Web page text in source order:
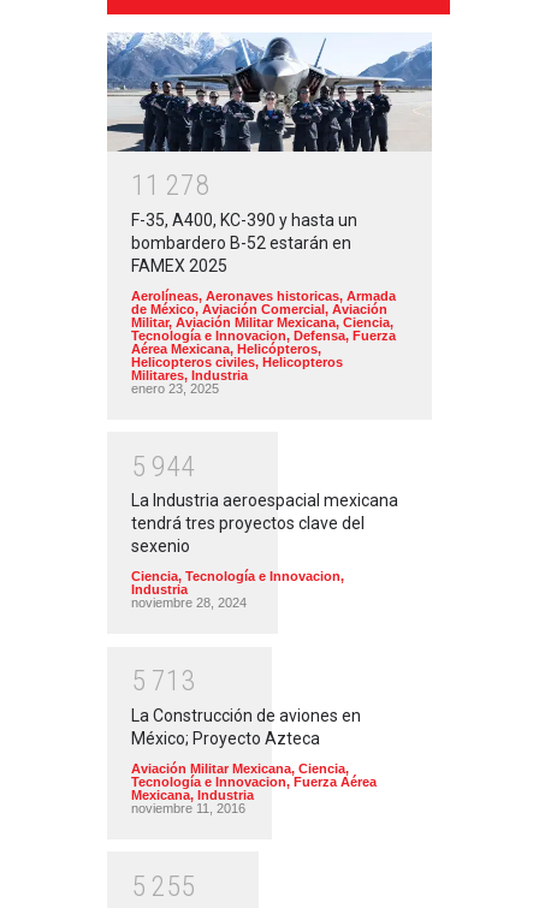
1 1 278
F-35, A400, KC-390 y hasta un
bombardero B-52 estarán en
FAMEX 2025
Aerolíneas, Aeronaves historicas, Armada
de México, Aviación Comercial, Aviación
Militar, Aviación Militar Mexicana, Ciencia,
Tecnología e Innovacion, Defensa, Fuerza
Aérea Mexicana, Helicópteros,
Helicopteros civiles, Helicopteros
Militares, Industria
enero 23, 2025
5 944
La Industria aeroespacial mexicana
tendrá tres proyectos clave del
sexenio
Ciencia, Tecnología e Innovacion,
Industria
noviembre 28, 2024
5 71 3
La Construcción de aviones en
México; Proyecto Azteca
Aviación Militar Mexicana, Ciencia,
Tecnología e Innovacion, Fuerza Aérea
Mexicana, Industria
noviembre 11, 2016
5 255